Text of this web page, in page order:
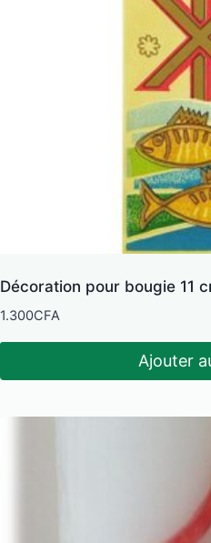
Décoration pour bougie 11
1.300CFA
Ajouter